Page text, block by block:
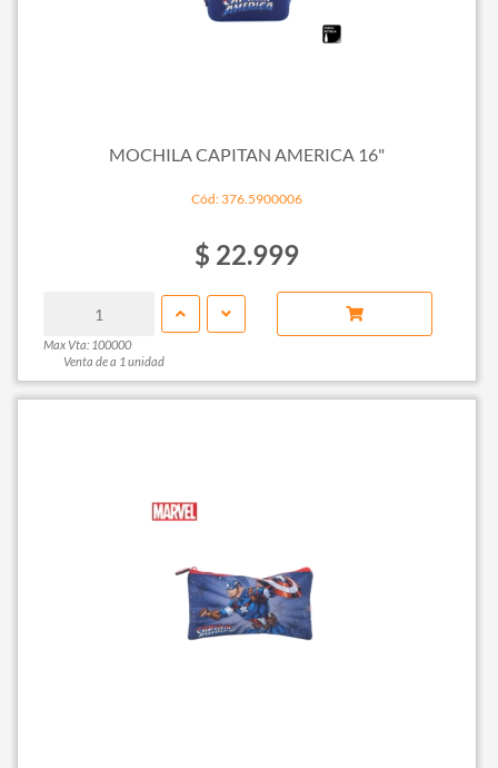
MOCHILA CAPITAN AMERICA 16"
Cód: 376.5900006
$ 22.999
Max Vta: 100000
Venta de a 1 unidad